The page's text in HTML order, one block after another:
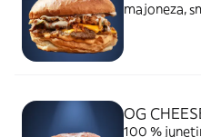
majoneza,
OG
100 %